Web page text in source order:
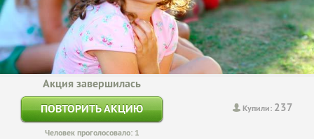
Купили: 237
Акция завершилась
ПОВТОРИТЬ АКЦИЮ
Человек проголосовало: 1